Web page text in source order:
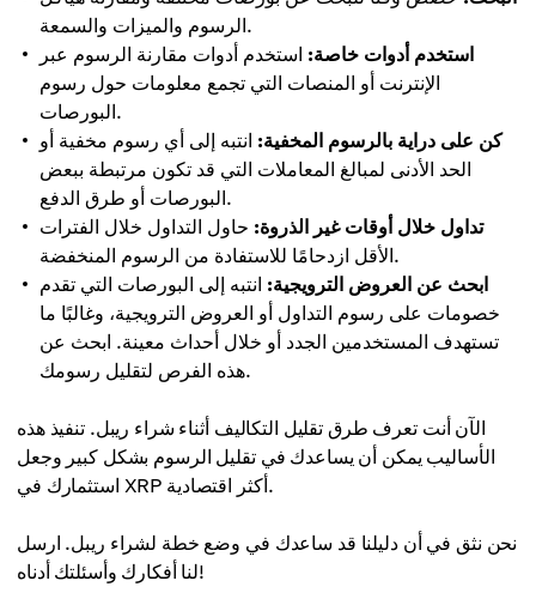
الرسوم والميزات والسمعة.
استخدم أدوات خاصة: استخدم أدوات مقارنة الرسوم عبر
الإنترنت أو المنصات التي تجمع معلومات حول رسوم
البورصات.
كن على دراية بالرسوم المخفية: انتبه إلى أي رسوم مخفية أو
الحد الأدنى لمبالغ المعاملات التي قد تكون مرتبطة ببعض
البورصات أو طرق الدفع.
تداول خلال أوقات غير الذروة: حاول التداول خلال الفترات
الأقل ازدحامًا للاستفادة من الرسوم المنخفضة.
ابحث عن العروض الترويجية: انتبه إلى البورصات التي تقدم
خصومات على رسوم التداول أو العروض الترويجية، وغالبًا ما
تستهدف المستخدمين الجدد أو خلال أحداث معينة. ابحث عن
هذه الفرص لتقليل رسومك.
الآن أنت تعرف طرق تقليل التكاليف أثناء شراء ريبل. تنفيذ هذه
الأساليب يمكن أن يساعدك في تقليل الرسوم بشكل كبير وجعل
استثمارك في XRP أكثر اقتصادية.
نحن نثق في أن دليلنا قد ساعدك في وضع خطة لشراء ريبل. ارسل
لنا أفكارك وأسئلتك أدناه!